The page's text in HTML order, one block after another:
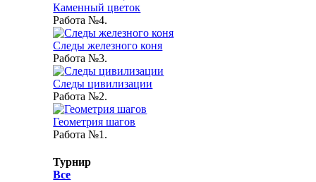
Каменный цветок
Работа №4.
Следы железного коня
Работа №3.
Следы цивилизации
Работа №2.
Геометрия шагов
Работа №1.
Турнир
Все